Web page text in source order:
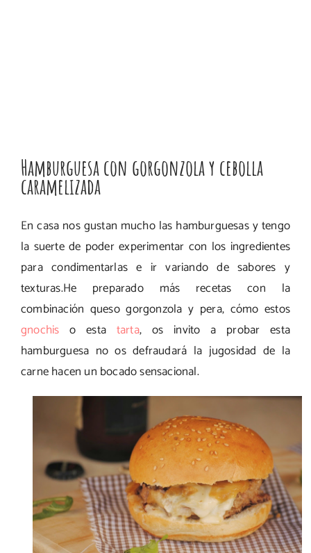
Hamburguesa con gorgonzola y cebolla
caramelizada
En casa nos gustan mucho las hamburguesas y tengo
la suerte de poder experimentar con los ingredientes
para condimentarlas e ir variando de sabores y
texturas.He preparado más recetas con la
combinación queso gorgonzola y pera, cómo estos
gnochis o esta tarta, os invito a probar esta
hamburguesa no os defraudará la jugosidad de la
carne hacen un bocado sensacional.